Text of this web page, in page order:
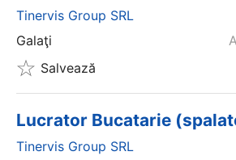
Tinervis Group SRL
Galaţi
Salvează
Lucrator Bucatarie
Tinervis Group SRL